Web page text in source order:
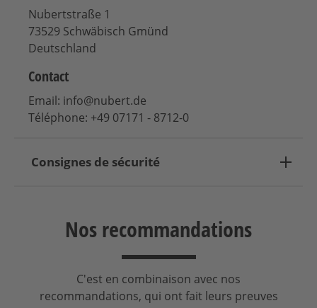
Nubertstraße 1
73529 Schwäbisch Gmünd
Deutschland
Contact
Email: info@nubert.de
Téléphone: +49 07171 - 8712-0
Consignes de sécurité
Nos recommandations
C'est en combinaison avec nos
recommandations, qui ont fait leurs preuves